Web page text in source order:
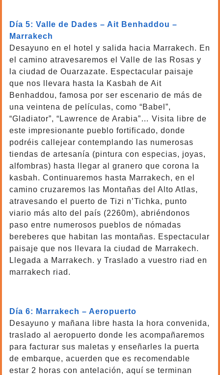
Día 5: Valle de Dades – Ait Benhaddou –
Marrakech
Desayuno en el hotel y salida hacia Marrakech. En
el camino atravesaremos el Valle de las Rosas y
la ciudad de Ouarzazate. Espectacular paisaje
que nos llevara hasta la Kasbah de Ait
Benhaddou, famosa por ser escenario de más de
una veintena de películas, como “Babel”,
“Gladiator”, “Lawrence de Arabia”… Visita libre de
este impresionante pueblo fortificado, donde
podréis callejear contemplando las numerosas
tiendas de artesanía (pintura con especias, joyas,
alfombras) hasta llegar al granero que corona la
kasbah. Continuaremos hasta Marrakech, en el
camino cruzaremos las Montañas del Alto Atlas,
atravesando el puerto de Tizi n’Tichka, punto
viario más alto del país (2260m), abriéndonos
paso entre numerosos pueblos de nómadas
bereberes que habitan las montañas. Espectacular
paisaje que nos llevara la ciudad de Marrakech.
Llegada a Marrakech. y Traslado a vuestro riad en
marrakech riad.
Día 6: Marrakech – Aeropuerto
Desayuno y mañana libre hasta la hora convenida,
traslado al aeropuerto donde les acompañaremos
para facturar sus maletas y enseñarles la puerta
de embarque, acuerden que es recomendable
estar 2 horas con antelación, aquí se terminan